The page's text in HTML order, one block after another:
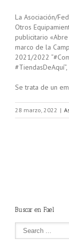
La Asociación/
Otros
publicitario
marco de la
2021/2022
Se trata de un
28 marzo, 2022 |
Buscar en Fael